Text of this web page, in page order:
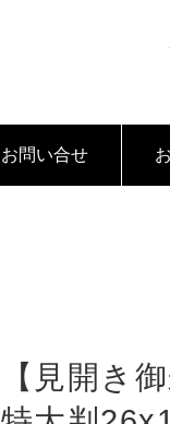
お問い合せ
【見開き